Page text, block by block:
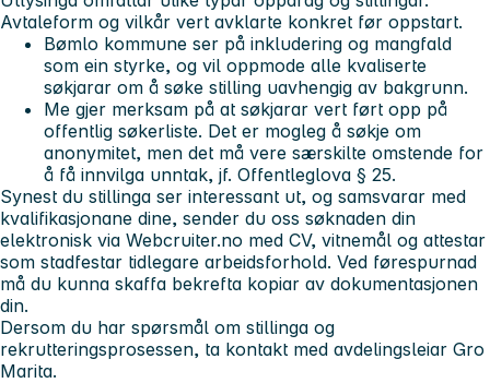
Avtaleform og vilkår vert avklarte konkret før oppstart.
Bømlo kommune ser på inkludering og mangfald
som ein styrke, og vil oppmode alle kvaliserte
søkjarar om å søke stilling uavhengig av bakgrunn.
Me gjer merksam på at søkjarar vert ført opp på
offentlig søkerliste. Det er mogleg å søkje om
anonymitet, men det må vere særskilte omstende for
å få innvilga unntak, jf. Offentleglova § 25.
Synest du stillinga ser interessant ut, og samsvarar med
kvalifikasjonane dine, sender du oss søknaden din
elektronisk via Webcruiter.no med CV, vitnemål og attestar
som stadfestar tidlegare arbeidsforhold. Ved førespurnad
må du kunna skaffa bekrefta kopiar av dokumentasjonen
din.
Dersom du har spørsmål om stillinga og
rekrutteringsprosessen, ta kontakt med avdelingsleiar Gro
Marita.